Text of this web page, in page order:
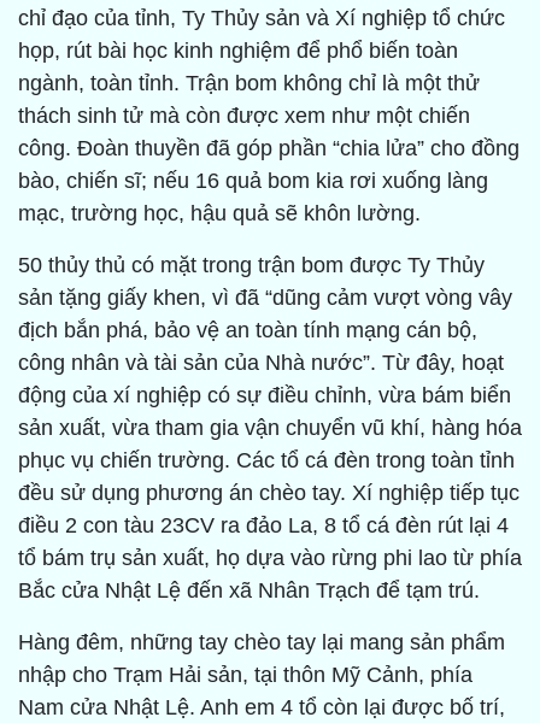
chỉ đạo của tỉnh, Ty Thủy sản và Xí nghiệp tổ chức
họp, rút bài học kinh nghiệm để phổ biến toàn
ngành, toàn tỉnh. Trận bom không chỉ là một thử
thách sinh tử mà còn được xem như một chiến
công. Đoàn thuyền đã góp phần “chia lửa” cho đồng
bào, chiến sĩ; nếu 16 quả bom kia rơi xuống làng
mạc, trường học, hậu quả sẽ khôn lường.
50 thủy thủ có mặt trong trận bom được Ty Thủy
sản tặng giấy khen, vì đã “dũng cảm vượt vòng vây
địch bắn phá, bảo vệ an toàn tính mạng cán bộ,
công nhân và tài sản của Nhà nước”. Từ đây, hoạt
động của xí nghiệp có sự điều chỉnh, vừa bám biển
sản xuất, vừa tham gia vận chuyển vũ khí, hàng hóa
phục vụ chiến trường. Các tổ cá đèn trong toàn tỉnh
đều sử dụng phương án chèo tay. Xí nghiệp tiếp tục
điều 2 con tàu 23CV ra đảo La, 8 tổ cá đèn rút lại 4
tổ bám trụ sản xuất, họ dựa vào rừng phi lao từ phía
Bắc cửa Nhật Lệ đến xã Nhân Trạch để tạm trú.
Hàng đêm, những tay chèo tay lại mang sản phẩm
nhập cho Trạm Hải sản, tại thôn Mỹ Cảnh, phía
Nam cửa Nhật Lệ. Anh em 4 tổ còn lại được bố trí,